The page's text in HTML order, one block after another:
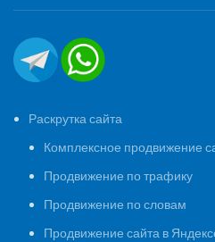
Раскрутка сайта
Комплексное продвижение
Продвижение по трафику
Продвижение по словам
Продвижение сайта в